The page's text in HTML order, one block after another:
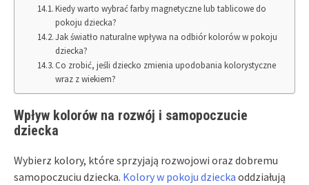
Kiedy warto wybrać farby magnetyczne lub tablicowe do
pokoju dziecka?
Jak światło naturalne wpływa na odbiór kolorów w pokoju
dziecka?
Co zrobić, jeśli dziecko zmienia upodobania kolorystyczne
wraz z wiekiem?
Wpływ kolorów na rozwój i samopoczucie
dziecka
Wybierz kolory, które sprzyjają rozwojowi oraz dobremu
samopoczuciu dziecka. Kolory w pokoju dziecka oddziałują